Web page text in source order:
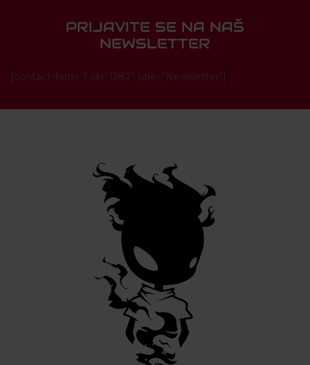
PRIJAVITE SE NA NAŠ
NEWSLETTER
[contact-form-7 id="1287" title="Newsletter"]